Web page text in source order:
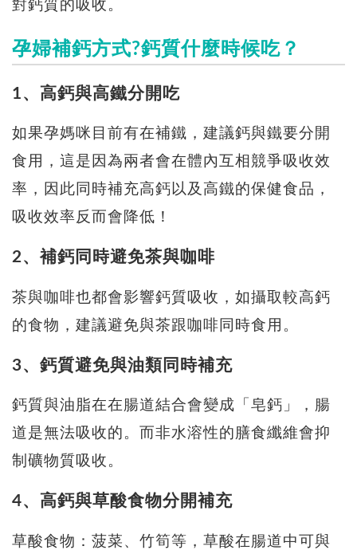
對鈣質的吸收。
孕婦補鈣方式?鈣質什麼時候吃？
1、高鈣與高鐵分開吃
如果孕媽咪目前有在補鐵，建議鈣與鐵要分開
食用，這是因為兩者會在體內互相競爭吸收效
率，因此同時補充高鈣以及高鐵的保健食品，
吸收效率反而會降低！
2、補鈣同時避免茶與咖啡
茶與咖啡也都會影響鈣質吸收，如攝取較高鈣
的食物，建議避免與茶跟咖啡同時食用。
3、鈣質避免與油類同時補充
鈣質與油脂在在腸道結合會變成「皂鈣」，腸
道是無法吸收的。而非水溶性的膳食纖維會抑
制礦物質吸收。
4、高鈣與草酸食物分開補充
草酸食物：菠菜、竹筍等，草酸在腸道中可與